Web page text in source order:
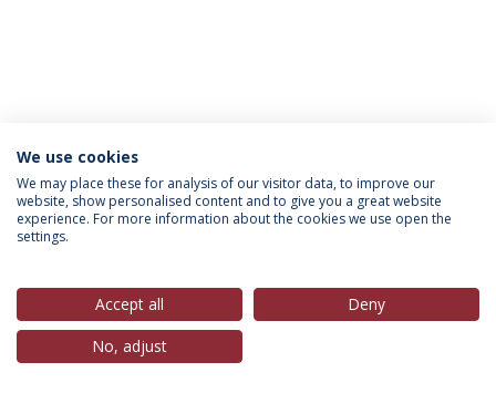
Política de Privacidade
Termos & Condições
Direitos do Titular dos Dados
© 2026 Universidade Católica Portuguesa
We use cookies
We may place these for analysis of our visitor data, to improve our
website, show personalised content and to give you a great website
experience. For more information about the cookies we use open the
settings.
Accept all
Deny
No, adjust